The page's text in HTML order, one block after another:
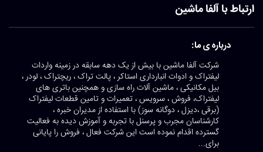
ارتباط با آلفا ماشین
درباره ی ما:
شرکت آلفا ماشین با بیش از یک دهه سابقه در زمینه واردات
لیفتراک و ادوات انبارداری استاکر ، پالت تراک ، ریچتراک ، لودر ،
بیل مکانیکی ، ماشین آلات راه سازی و همچنین باتری های
لیفتراک، فروش ، سرویس ، تعمیرات و تامین قطعات لیفتراک
(برقی ،دیزل ، دوگانه سوز) با استفاده از مدیران خبره ،
کارشناسان مجرب و پرسنل با تجربه و آموزش دیده به فعالیت
گسترده اقدام نموده است این شرکت فعال ، فروش را پایانی
برای...